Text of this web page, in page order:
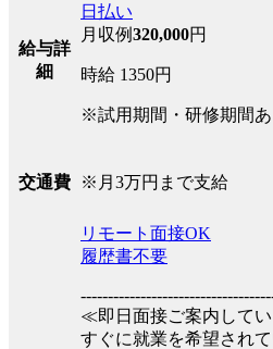
給与詳
細
日払い
月収例320,000円
時給 1350円
※試用期間・研修期間
交通費 ※月3万円まで支給
リモート面接OK
履歴書不要
≪即日面接ご案内して
すぐに就業を希望され